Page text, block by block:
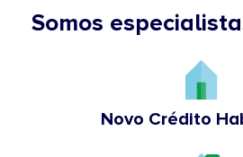
Somos
Novo Crédito